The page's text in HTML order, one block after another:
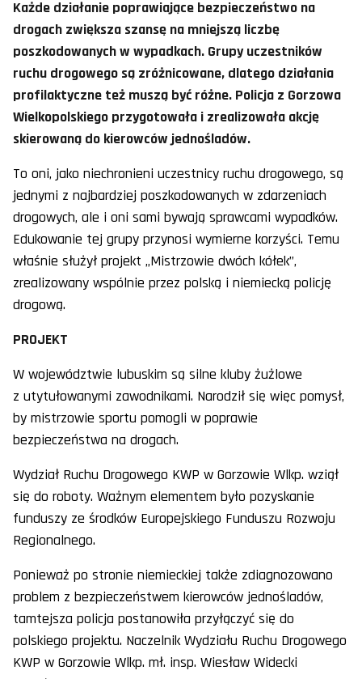
Każde działanie poprawiające bezpieczeństwo na
drogach zwiększa szansę na mniejszą liczbę
poszkodowanych w wypadkach. Grupy uczestników
ruchu drogowego są zróżnicowane, dlatego działania
profilaktyczne też muszą być różne. Policja z Gorzowa
Wielkopolskiego przygotowała i zrealizowała akcję
skierowaną do kierowców jednośladów.
To oni, jako niechronieni uczestnicy ruchu drogowego, są
jednymi z najbardziej poszkodowanych w zdarzeniach
drogowych, ale i oni sami bywają sprawcami wypadków.
Edukowanie tej grupy przynosi wymierne korzyści. Temu
właśnie służył projekt „Mistrzowie dwóch kółek”,
zrealizowany wspólnie przez polską i niemiecką policję
drogową.
PROJEKT
W województwie lubuskim są silne kluby żużlowe
z utytułowanymi zawodnikami. Narodził się więc pomysł,
by mistrzowie sportu pomogli w poprawie
bezpieczeństwa na drogach.
Wydział Ruchu Drogowego KWP w Gorzowie Wlkp. wziął
się do roboty. Ważnym elementem było pozyskanie
funduszy ze środków Europejskiego Funduszu Rozwoju
Regionalnego.
Ponieważ po stronie niemieckiej także zdiagnozowano
problem z bezpieczeństwem kierowców jednośladów,
tamtejsza policja postanowiła przyłączyć się do
polskiego projektu. Naczelnik Wydziału Ruchu Drogowego
KWP w Gorzowie Wlkp. mł. insp. Wiesław Widecki